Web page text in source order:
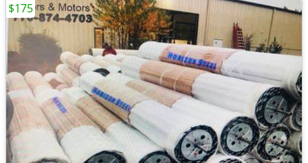
$175